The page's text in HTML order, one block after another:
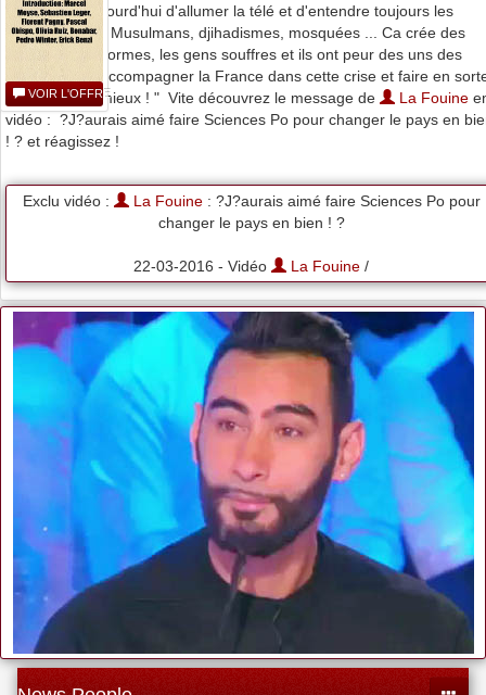
en a marre aujourd'hui d'allumer la télé et d'entendre toujours les
même choses. Musulmans, djihadismes, mosquées ... Ca crée des
amalgames énormes, les gens souffres et ils ont peur des uns des
autres. Il faut accompagner la France dans cette crise et faire en
que cela aille mieux ! " Vite découvrez le message de
La Fouine
vidéo : ?J?aurais aimé faire Sciences Po pour changer le pays en
! ? et réagissez !
Exclu vidéo : La Fouine: ?J?aurais aimé faire Sciences Po pour
changer le pays en bien ! ?
22-03-2016 - Vidéo La Fouine /
VOIR L'OFFRE